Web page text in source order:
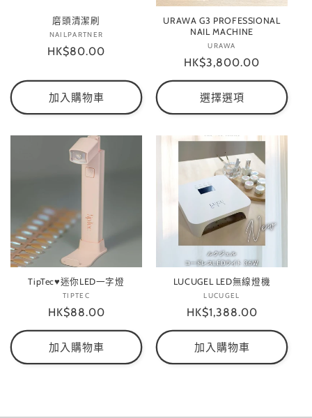
磨頭清潔刷
廠
商：
NAILPARTNER
定
HK$80.00
加入購物車
URAWA G3 PROFESSIONAL
NAIL MACHINE
廠
商：
URAWA
定
價
HK$3,800.00
選擇選項
TipTec♥迷你LED一字燈
廠
商：
TIPTEC
定
價
HK$88.00
加入購物車
LUCUGEL LED無線燈機
廠
商：
LUCUGEL
定
價
HK$1,388.00
加入購物車